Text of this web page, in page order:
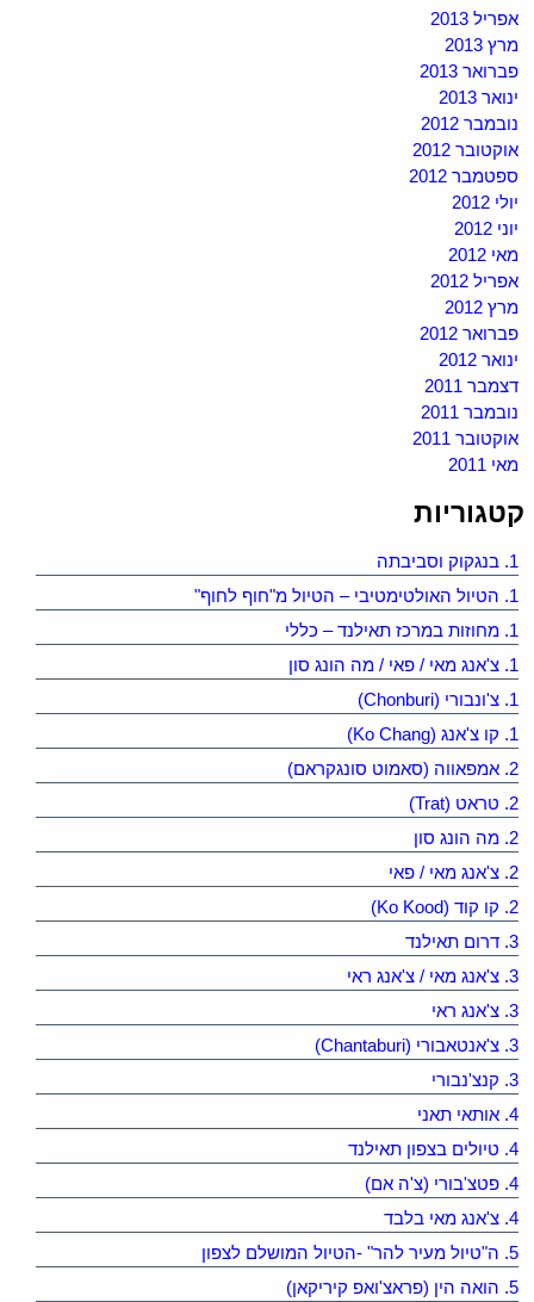
אפריל 2013
מרץ 2013
פברואר 2013
ינואר 2013
נובמבר 2012
אוקטובר 2012
ספטמבר 2012
יולי 2012
יוני 2012
מאי 2012
אפריל 2012
מרץ 2012
פברואר 2012
ינואר 2012
דצמבר 2011
נובמבר 2011
אוקטובר 2011
מאי 2011
קטגוריות
1. בנגקוק וסביבתה
1. הטיול האולטימטיבי – הטיול מ"חוף לחוף"
1. מחוזות במרכז תאילנד – כללי
1. צ'אנג מאי / פאי / מה הונג סון
1. צ'ונבורי (Chonburi)
1. קו צ'אנג (Ko Chang)
2. אמפאווה (סאמוט סונגקראם)
2. טראט (Trat)
2. מה הונג סון
2. צ'אנג מאי / פאי
2. קו קוד (Ko Kood)
3. דרום תאילנד
3. צ'אנג מאי / צ'אנג ראי
3. צ'אנג ראי
3. צ'אנטאבורי (Chantaburi)
3. קנצ'נבורי
4. אותאי תאני
4. טיולים בצפון תאילנד
4. פטצ'בורי (צ'ה אם)
4. צ'אנג מאי בלבד
5. ה"טיול מעיר להר" -הטיול המושלם לצפון
5. הואה הין (פראצ'ואפ קיריקאן)